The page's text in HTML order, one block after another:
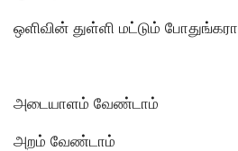
ஒளிவின் துள்ளி மட்டும் போதுங்கரா
அடையாளம் வேண்டாம்
அறம் வேண்டாம்